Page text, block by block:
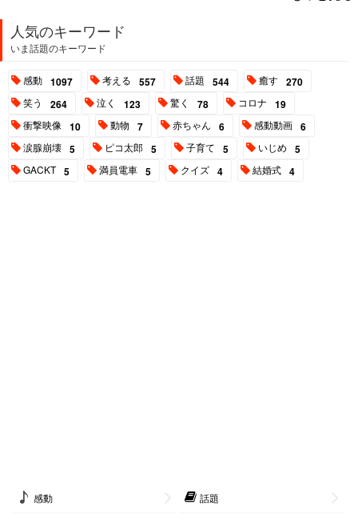
人気のキーワード
いま話題のキーワード
感動 1097 考える 557 話題 544 癒す 270
笑う 264 泣く 123 驚く 78 コロナ 19
衝撃映像 10 動物 7 赤ちゃん 6 感動動画 6
涙腺崩壊 5 ピコ太郎 5 子育て 5 いじめ 5
GACKT 5 満員電車 5 クイズ 4 結婚式 4
感動 話題